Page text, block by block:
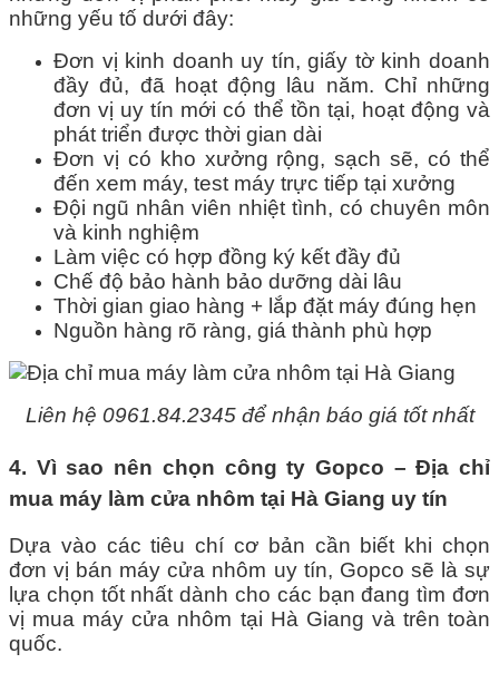
những yếu tố dưới đây:
Đơn vị kinh doanh uy tín, giấy tờ kinh doanh
đầy đủ, đã hoạt động lâu năm. Chỉ những
đơn vị uy tín mới có thể tồn tại, hoạt động và
phát triển được thời gian dài
Đơn vị có kho xưởng rộng, sạch sẽ, có thể
đến xem máy, test máy trực tiếp tại xưởng
Đội ngũ nhân viên nhiệt tình, có chuyên môn
và kinh nghiệm
Làm việc có hợp đồng ký kết đầy đủ
Chế độ bảo hành bảo dưỡng dài lâu
Thời gian giao hàng + lắp đặt máy đúng hẹn
Nguồn hàng rõ ràng, giá thành phù hợp
Liên hệ 0961.84.2345 để nhận báo giá tốt nhất
4. Vì sao nên chọn công ty Gopco – Địa chỉ
mua máy làm cửa nhôm tại Hà Giang uy tín
Dựa vào các tiêu chí cơ bản cần biết khi chọn
đơn vị bán máy cửa nhôm uy tín, Gopco sẽ là sự
lựa chọn tốt nhất dành cho các bạn đang tìm đơn
vị mua máy cửa nhôm tại Hà Giang và trên toàn
quốc.